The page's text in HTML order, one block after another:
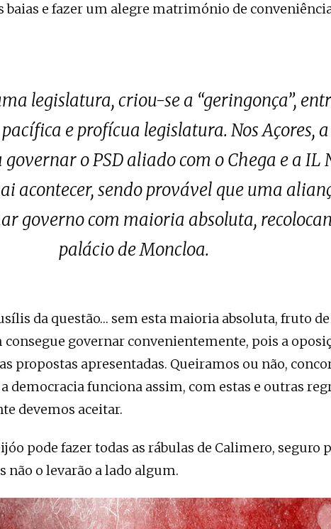
baias e fazer um alegre matrimónio de
legislatura, criou-se a “geringonça”,
e profícua legislatura. Nos Açores,
o PSD aliado com o Chega e a IL
acontecer, sendo provável que uma
governo com maioria absoluta,
palácio de Moncloa.
da questão… sem esta maioria absoluta, fruto
governar convenientemente, pois a
propostas apresentadas. Queiramos ou não,
democracia funciona assim, com estas e outras
devemos aceitar.
pode fazer todas as rábulas de Calimero, seguro
não o levarão a lado algum.